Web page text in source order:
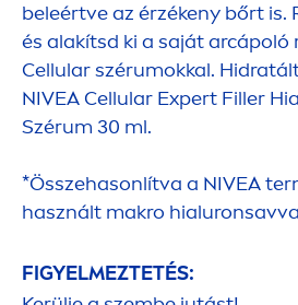
beleértve az érzékeny bőrt is.
és alakítsd ki a saját arcápoló
Cellularszérumokkal.
NIVEA Cellular Expert Filler
Szérum 30 ml.
*Összehasonlítva a NIVEA
használt makro
FIGYELMEZTETÉS: